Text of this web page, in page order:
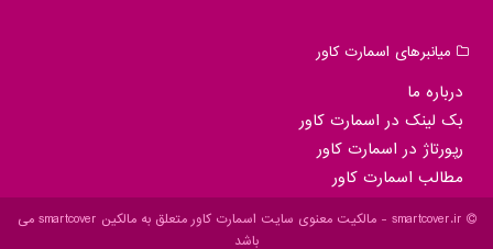
میانبرهای اسمارت كاور
درباره ما
بک لینک در اسمارت كاور
رپورتاژ در اسمارت كاور
مطالب اسمارت كاور
smartcover.ir - مالکیت معنوی سایت اسمارت كاور متعلق به مالکین smartcover می
باشد